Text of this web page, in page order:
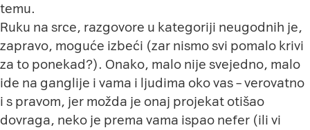
temu.
Ruku na srce, razgovore u kategoriji neugodnih je,
zapravo, moguće izbeći (zar nismo svi pomalo krivi
za to ponekad?). Onako, malo nije svejedno, malo
ide na ganglije i vama i ljudima oko vas – verovatno
i s pravom, jer možda je onaj projekat otišao
dovraga, neko je prema vama ispao nefer (ili vi